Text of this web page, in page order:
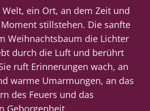
ein Ort, an dem Zeit und
stillstehen. Die sanfte
Weihnachtsbaum die Lichter
durch die Luft und berührt
ruft Erinnerungen wach, an
warme Umarmungen, an das
des Feuers und das